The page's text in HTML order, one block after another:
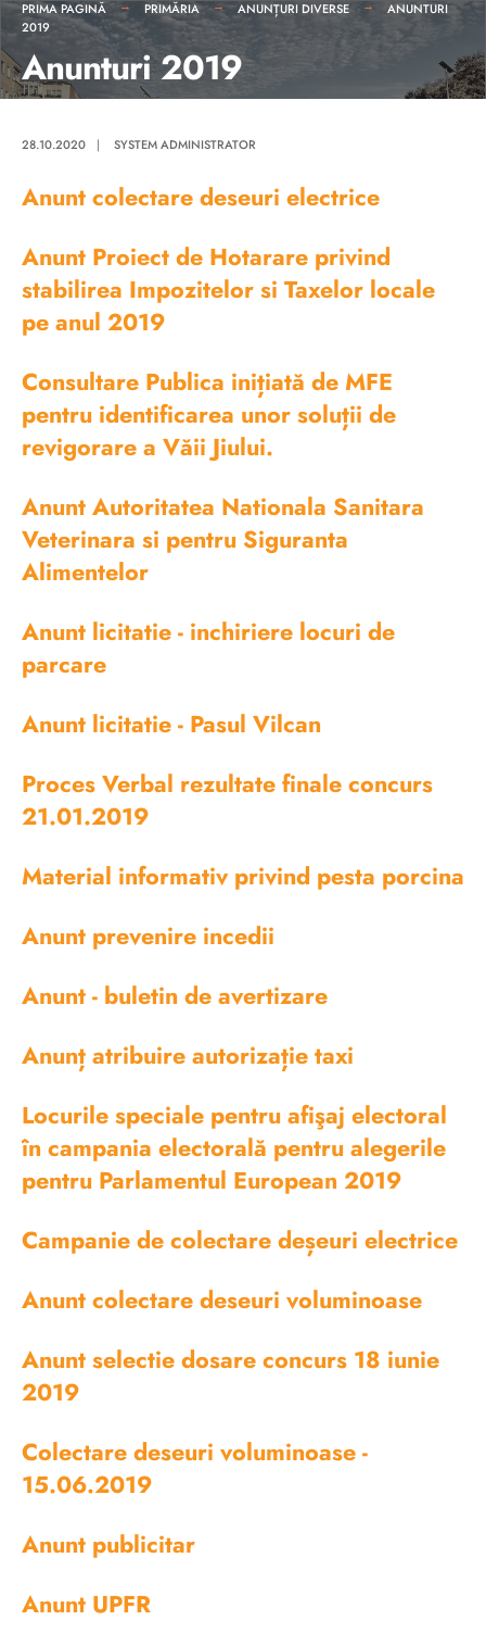
PRIMA PAGINĂ PRIMĂRIA ANUNȚURI DIVERSE
ANUNTURI
2019
Anunturi 2019
28.10.2020 | SYSTEM ADMINISTRATOR
Anunt colectare deseuri electrice
Anunt Proiect de Hotarare privind
stabilirea Impozitelor si Taxelor locale
pe anul 2019
Consultare Publica inițiată de MFE
pentru identificarea unor soluții de
revigorare a Văii Jiului.
Anunt Autoritatea Nationala Sanitara
Veterinara si pentru Siguranta
Alimentelor
Anunt licitatie - inchiriere locuri de
parcare
Anunt licitatie - Pasul Vilcan
Proces Verbal rezultate finale concurs
21.01.2019
Material informativ privind pesta porcina
Anunt prevenire incedii
Anunt - buletin de avertizare
Anunț atribuire autorizație taxi
Locurile speciale pentru afişaj electoral
în campania electorală pentru alegerile
pentru Parlamentul European 2019
Campanie de colectare deșeuri electrice
Anunt colectare deseuri voluminoase
Anunt selectie dosare concurs 18 iunie
2019
Colectare deseuri voluminoase -
15.06.2019
Anunt publicitar
Anunt UPFR